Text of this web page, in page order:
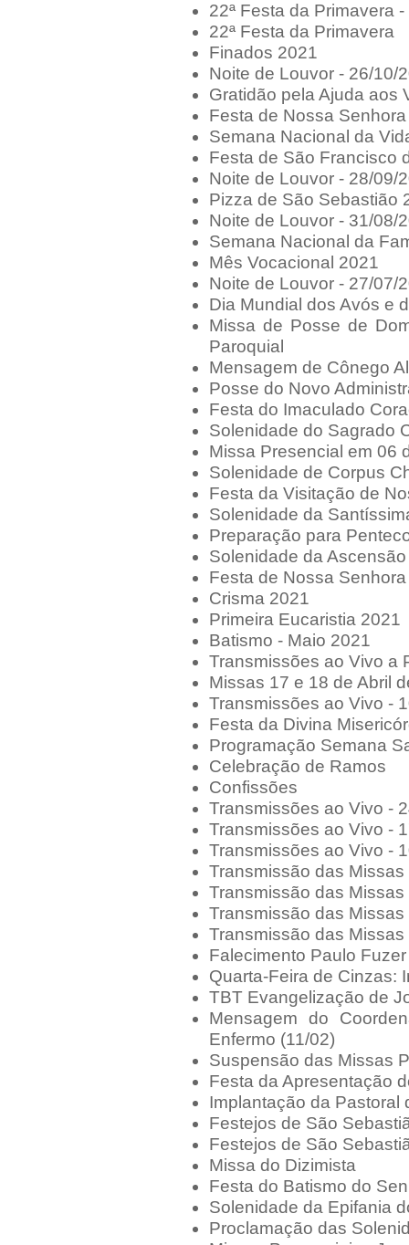
22ª Festa da Primavera
22ª Festa da Primavera
Finados 2021
Noite de Louvor - 26/10/
Gratidão pela Ajuda aos
Festa de Nossa
Semana Nacional da
Festa de São Francisco
Noite de Louvor - 28/09/
Pizza de São Sebastião
Noite de Louvor - 31/08/
Semana Nacional da
Mês Vocacional 2021
Noite de Louvor - 27/07/
Dia Mundial dos Avós e
Missa de Posse de
Paroquial
Mensagem de Cônego
Posse do Novo
Festa do Imaculado
Solenidade do Sagrado
Missa Presencial em 06
Solenidade de Corpus
Festa da Visitação de
Solenidade da
Preparação para
Solenidade da
Festa de Nossa
Crisma 2021
Primeira Eucaristia 2021
Batismo - Maio 2021
Transmissões ao Vivo a
Missas 17 e 18 de Abril
Transmissões ao Vivo -
Festa da Divina
Programação Semana
Celebração de Ramos
Confissões
Transmissões ao Vivo -
Transmissões ao Vivo -
Transmissões ao Vivo -
Transmissão das
Transmissão das
Transmissão das
Transmissão das
Falecimento Paulo Fuzer
Quarta-Feira de Cinzas:
TBT Evangelização de
Mensagem do
Enfermo (11/02)
Suspensão das Missas
Festa da Apresentação
Implantação da Pastoral
Festejos de São
Festejos de São
Missa do Dizimista
Festa do Batismo do
Solenidade da Epifania
Proclamação das